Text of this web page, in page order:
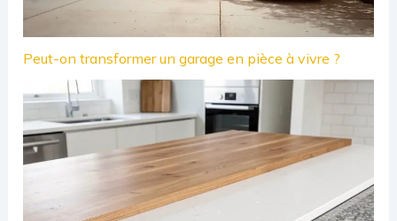
Peut-on transformer un garage en pièce à vivre ?